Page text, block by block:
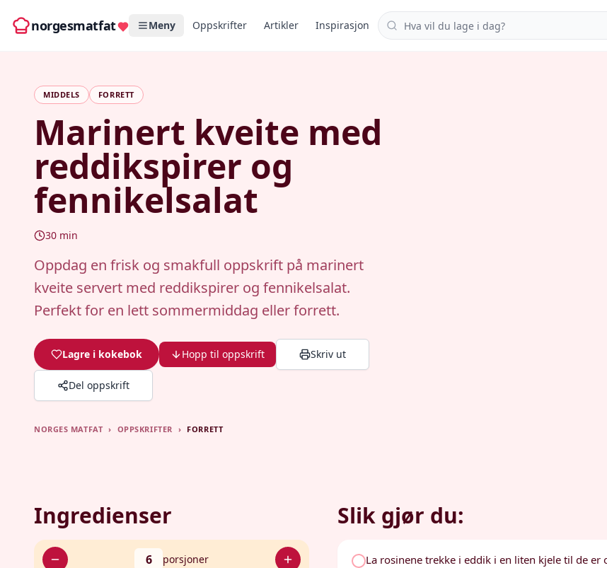
norgesmatfat Meny Oppskrifter Artikler Inspirasjon Søk i oppskrifter
MIDDELS FORRETT
Marinert kveite med
reddikspirer og
fennikelsalat
30 min
Oppdag en frisk og smakfull oppskrift på marinert
kveite servert med reddikspirer og fennikelsalat.
Perfekt for en lett sommermiddag eller forrett.
Lagre i kokebok Hopp til oppskrift Skriv ut
Del oppskrift
NORGES MATFAT › OPPSKRIFTER › FORRETT
Ingredienser
6 porsjoner
Slik gjør du:
La rosinene trekke i eddik i en liten kjele til de